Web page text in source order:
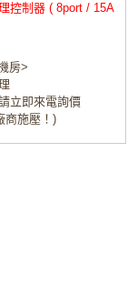
控制器 ( 8port / 15A
房>
立即來電詢價
商施壓！)